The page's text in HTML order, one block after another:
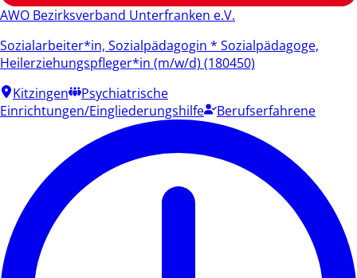
AWO Bezirksverband Unterfranken e.V.
Sozialarbeiter*in, Sozialpädagogin * Sozialpädagoge,
Heilerziehungspfleger*in (m/w/d) (180450)
Kitzingen
Psychiatrische
Einrichtungen/Eingliederungshilfe
Berufserfahrene